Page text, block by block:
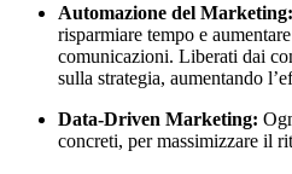
Automazione del Marketing:
risparmiare tempo e
comunicazioni. Liberati dai
sulla strategia, aumentando
Data-Driven Marketing:
concreti, per massimizzare il